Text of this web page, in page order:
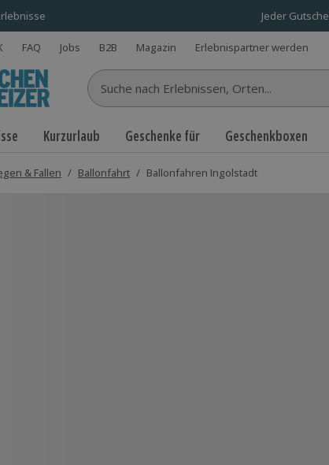
Jeder
FAQ Jobs B2B Magazin Erlebnispartner werden
Suche nach Erlebnissen...
Kurzurlaub Geschenke für Geschenkboxen
& Fallen / Ballonfahrt / Ballonfahren Ingolstadt